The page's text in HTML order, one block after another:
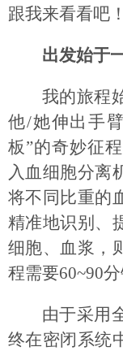
跟我来看看吧！
出发始于
我的旅程
他/她伸出手
板”的奇妙征
入血细胞分离
将不同比重的
精准地识别、
细胞、血浆，
程需要60~90分
由于采用
终在密闭系统